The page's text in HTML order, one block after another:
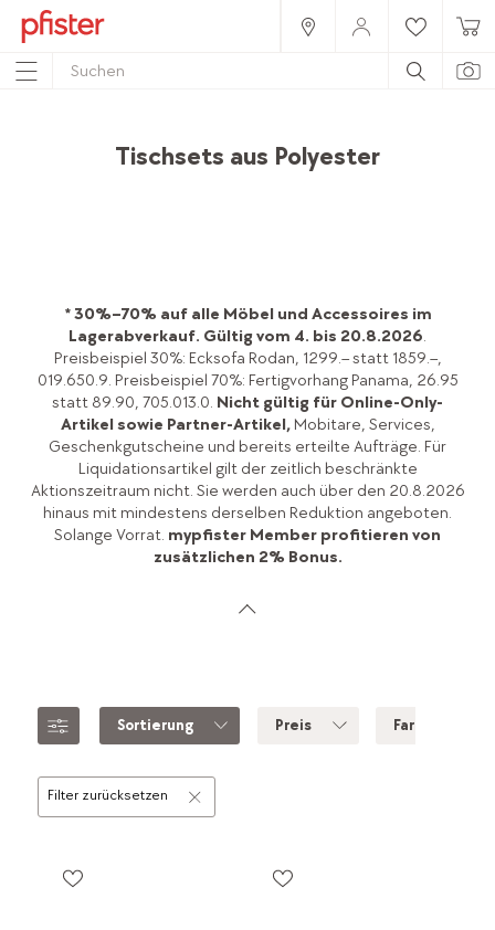
Produkte Accessoires Textilien
Tischsets aus Polyester
* 30%–70% auf alle Möbel und Accessoires im
Lagerabverkauf. Gültig vom 4. bis 20.8.2026.
Preisbeispiel 30%: Ecksofa Rodan, 1299.– statt 1859.–,
019.650.9. Preisbeispiel 70%: Fertigvorhang Panama, 26.95
statt 89.90, 705.013.0. Nicht gültig für Online-Only-
Artikel sowie Partner-Artikel, Mobitare, Services,
Geschenkgutscheine und bereits erteilte Aufträge. Für
Liquidationsartikel gilt der zeitlich beschränkte
Aktionszeitraum nicht. Sie werden auch über den 20.8.2026
hinaus mit mindestens derselben Reduktion angeboten.
Solange Vorrat. mypfister Member profitieren von
zusätzlichen 2% Bonus.
Sortierung Preis Farbe
Filter zurücksetzen